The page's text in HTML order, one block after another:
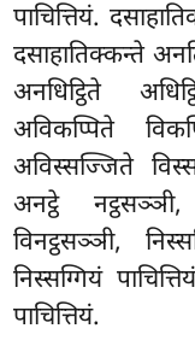
पाचित्तियं.
दसाहातिक्कन्ते
अनधिट्ठिते
अविकप्पिते
अविस्सज्जिते
अनट्ठे नट्ठसञ्ञी,
विनट्ठसञ्ञी,
निस्सग्गियं
पाचित्तियं.